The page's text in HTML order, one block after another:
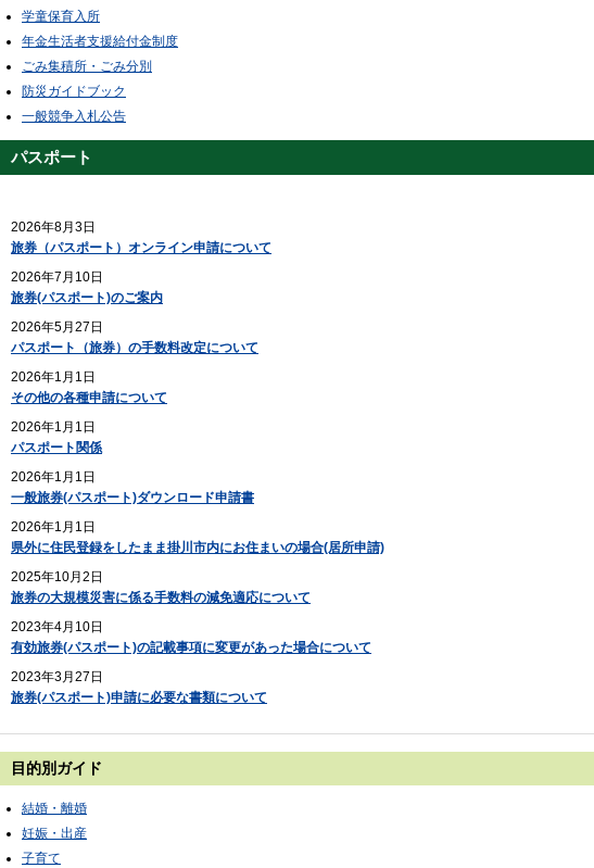
学童保育入所
年金生活者支援給付金制度
ごみ集積所・ごみ分別
防災ガイドブック
一般競争入札公告
パスポート
2026年8月3日
旅券（パスポート）オンライン申請について
2026年7月10日
旅券(パスポート)のご案内
2026年5月27日
パスポート（旅券）の手数料改定について
2026年1月1日
その他の各種申請について
2026年1月1日
パスポート関係
2026年1月1日
一般旅券(パスポート)ダウンロード申請書
2026年1月1日
県外に住民登録をしたまま掛川市内にお住まいの場合(居所申請)
2025年10月2日
旅券の大規模災害に係る手数料の減免適応について
2023年4月10日
有効旅券(パスポート)の記載事項に変更があった場合について
2023年3月27日
旅券(パスポート)申請に必要な書類について
目的別ガイド
結婚・離婚
妊娠・出産
子育て